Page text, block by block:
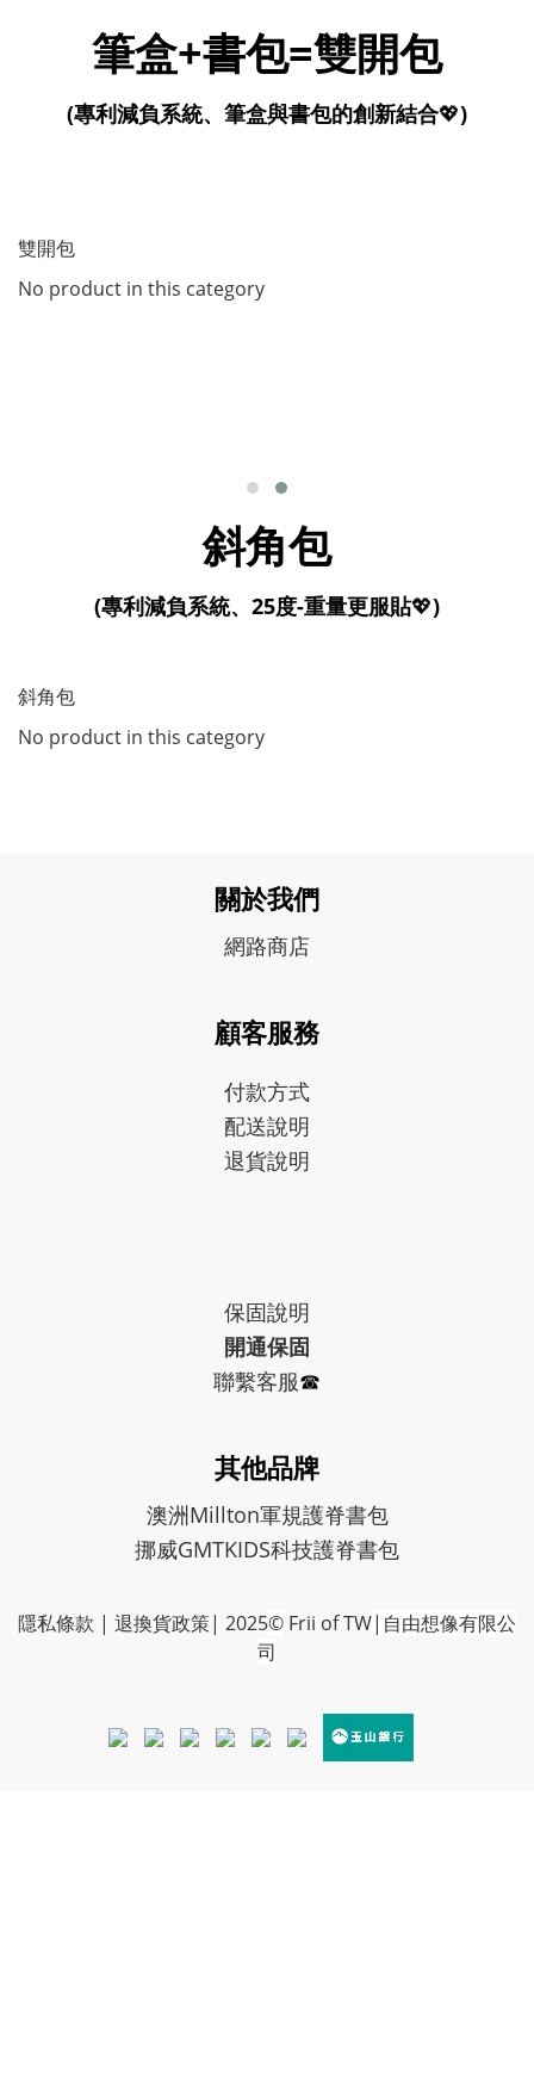
筆盒+書包=雙開包
(專利減負系統、筆盒與書包的創新結合💖)
雙開包
No product in this category
斜角包
(專利減負系統、25度-重量更服貼💖)
斜角包
No product in this category
關於我們
網路商店
顧客服務
付款方式
配送說明
退貨說明
保固說明
開通保固
聯繫客服☎︎
其他品牌
澳洲Millton軍規護脊書包
挪威GMTKIDS科技護脊書包
隱私條款 | 退換貨政策| 2025© Frii of TW|自由想像有限公
司